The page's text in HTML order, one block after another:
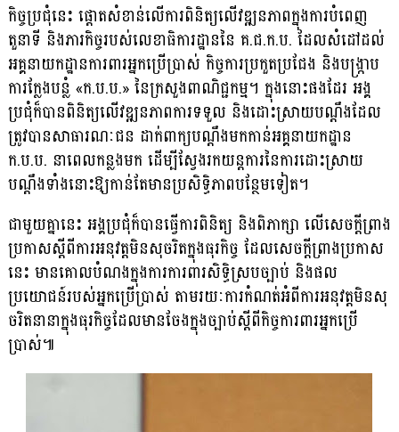
កិច្ចប្រជុំនេះ ផ្តោតសំខាន់លើការពិនិត្យលើវឌ្ឍនភាពក្នុងការបំពេញ
តួនាទី និងភារកិច្ចរបស់លេខាធិការដ្ឋាននៃ គ.ជ.ក.ប. ដែលសំដៅដល់
អគ្គនាយកដ្ឋានការពារអ្នកប្រើប្រាស់ កិច្ចការប្រកួតប្រជែង និងបង្រ្កាប
ការក្លែងបន្លំ «ក.ប.ប.» នៃក្រសួងពាណិជ្ជកម្ម។ ក្នុងនោះផងដែរ អង្គ
ប្រជុំក៏បានពិនិត្យលើវឌ្ឍនភាពការទទួល និងដោះស្រាយបណ្តឹងដែល
ត្រូវបានសាធារណៈជន ដាក់ពាក្យបណ្តឹងមកកាន់អគ្គនាយកដ្ឋាន
ក.ប.ប. នាពេលកន្លងមក ដើម្បីស្វែងរកយន្តការនៃការដោះស្រាយ
បណ្តឹងទាំងនោះឱ្យកាន់តែមានប្រសិទ្ធិភាពបន្ថែមទៀត។
ជាមួយគ្នានេះ អង្គប្រជុំក៏បានធ្វើការពិនិត្យ និងពិភាក្សា លើសេចក្តីព្រាង
ប្រកាសស្តីពីការអនុវត្តមិនសុចរិតក្នុងធុរកិច្ច ដែលសេចក្តីព្រាងប្រកាស
នេះ មានគោលបំណងក្នុងការការពារសិទ្ធិស្របច្បាប់ និងផល
ប្រយោជន៍របស់អ្នកប្រើប្រាស់ តាមរយៈការកំណត់អំពីការអនុវត្តមិនសុ
ចរិតនានាក្នុងធុរកិច្ចដែលមានចែងក្នុងច្បាប់ស្តីពីកិច្ចការពារអ្នកប្រើ
ប្រាស់៕